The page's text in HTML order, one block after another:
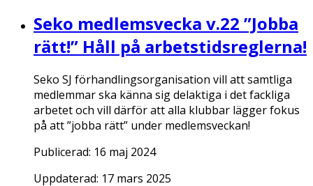
Seko medlemsvecka v.22 ”Jobba
rätt!” Håll på arbetstidsreglerna!
Seko SJ förhandlingsorganisation vill att samtliga
medlemmar ska känna sig delaktiga i det fackliga
arbetet och vill därför att alla klubbar lägger fokus
på att ”jobba rätt” under medlemsveckan!
Publicerad: 16 maj 2024
Uppdaterad: 17 mars 2025